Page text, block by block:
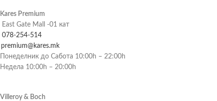
Kares Premium
East Gate Mall -01 кат
078-254-514
premium@kares.mk
Понеделник до Сабота 10:00h – 22:00h
Недела 10:00h – 20:00h
Villeroy & Boch